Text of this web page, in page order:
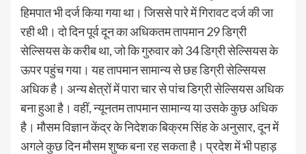
हिमपात भी दर्ज किया गया था। जिससे पारे में गिरावट दर्ज की जा
रही थी। दो दिन पूर्व दून का अधिकतम तापमान 29 डिग्री
सेल्सियस के करीब था, जो कि गुरुवार को 34 डिग्री सेल्सियस के
ऊपर पहुंच गया। यह तापमान सामान्य से छह डिग्री सेल्सियस
अधिक है। अन्य क्षेत्रों में पारा चार से पांच डिग्री सेल्सियस अधिक
बना हुआ है। वहीं, न्यूनतम तापमान सामान्य या उसके कुछ अधिक
है। मौसम विज्ञान केंद्र के निदेशक बिक्रम सिंह के अनुसार, दून में
अगले कुछ दिन मौसम शुष्क बना रह सकता है। प्रदेश में भी पहाड़